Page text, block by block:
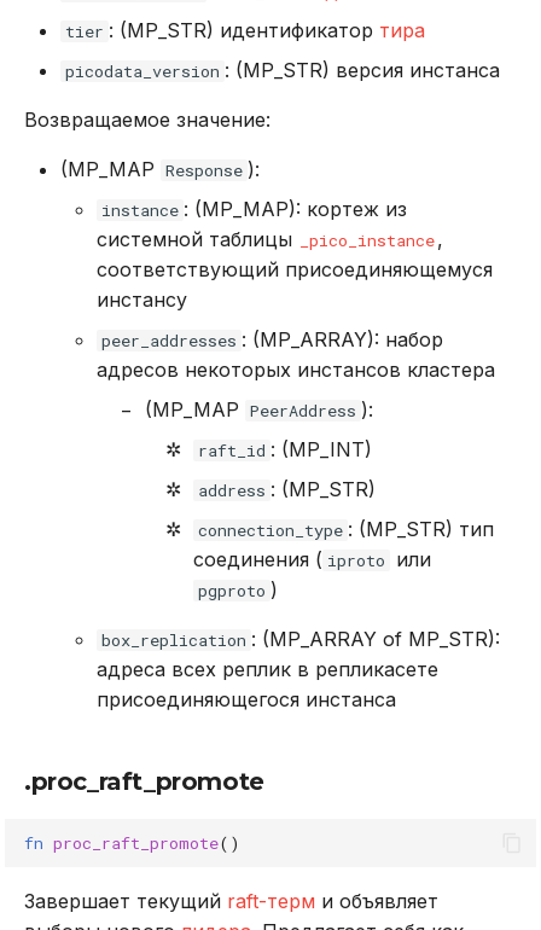
tier : (MP_STR) идентификатор тира
picodata_version : (MP_STR) версия инстанса
Возвращаемое значение:
(MP_MAP Response ):
instance : (MP_MAP): кортеж из
системной таблицы
_pico_instance,
соответствующий присоединяющемуся
инстансу
peer_addresses : (MP_ARRAY): набор
адресов некоторых инстансов кластера
(MP_MAP PeerAddress ):
raft_id : (MP_INT)
address : (MP_STR)
connection_type : (MP_STR) тип
соединения ( iproto или
pgproto )
box_replication : (MP_ARRAY of MP_STR):
адреса всех реплик в репликасете
присоединяющегося инстанса
.proc_raft_promote
fn proc_raft_promote()
Завершает текущий raft-терм и объявляет